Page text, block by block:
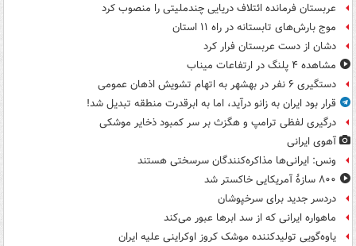
عربستان فرمانده ائتلاف دریایی چندملیتی را منصوب کرد
موج بارش‌های تابستانه در راه ۱۱ استان
دشان از دست عربستان فرار کرد
مشاهده ۴ پلنگ در ارتفاعات میناب
دستگیری ۶ نفر در بهشهر به اتهام تشویش اذهان عمومی
قرار بود ایران به زانو درآید، اما به ابرقدرت منطقه تبدیل شد!
درگیری لفظی ترامپ و هگزث بر سر کمبود ذخایر موشکی
آهوی ایرانی
ونس: ایرانی‌ها مذاکره‌کنندگان سرسختی هستند
۸۰۰ سازۀ آمریکایی خاکستر شد
دردسر جدید برای سرخپوشان
ماهواره ایرانی که از سد ابرها عبور می‌کند
یاوه‌گویی تولیدکننده موشک کروز اوکراینی علیه ایران